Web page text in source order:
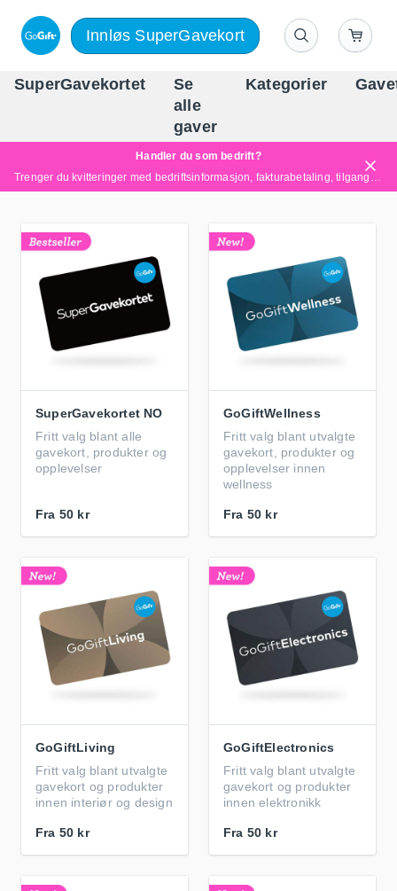
Innløs SuperGavekort
SuperGavekortet
Se
alle
gaver
Kategorier
Handler du som bedrift?
Trenger du kvitteringer med bedriftsinformasjon, fakturabetaling, tilgang for flere brukere eller skreddersydde løsninger?
SuperGavekortet NO
Fritt valg blant alle
gavekort, produkter og
opplevelser
Fra 50 kr
GoGiftWellness
Fritt valg blant utvalgte
gavekort, produkter og
opplevelser innen
wellness
Fra 50 kr
GoGiftLiving
Fritt valg blant utvalgte
gavekort og produkter
innen interiør og design
Fra 50 kr
GoGiftElectronics
Fritt valg blant utvalgte
gavekort og produkter
innen elektronikk
Fra 50 kr